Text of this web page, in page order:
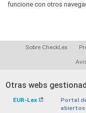
funcione con otros
Sobre CheckLex
Otras webs
EUR-Lex
Portal
abiertos